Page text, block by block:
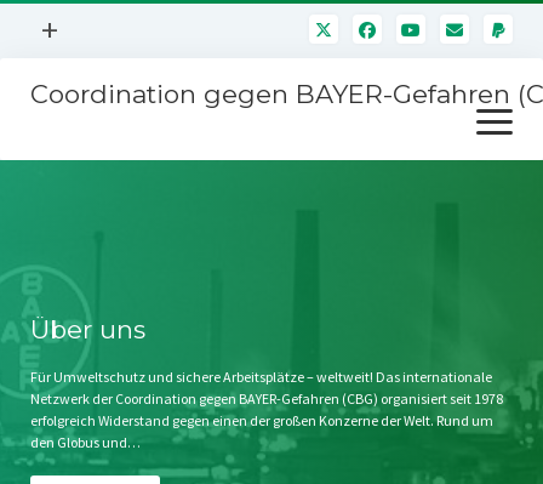
Menü
+
Mitmachen
Kontakt
Impressum
Störfälle
Coordination gegen BAYER-Gefahren
Menü
öffnen
Stichwort BAYER
Jahrestagung
SPENDEN
Über uns
Für Umweltschutz und sichere Arbeitsplätze – weltweit! Das internationale
Netzwerk der Coordination gegen BAYER-Gefahren (CBG) organisiert seit 1978
erfolgreich Widerstand gegen einen der großen Konzerne der Welt. Rund um
den Globus und…